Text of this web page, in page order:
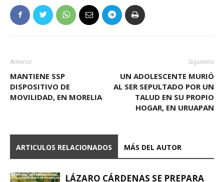
Anterior
MANTIENE SSP
DISPOSITIVO DE
MOVILIDAD, EN MORELIA
Siguiente
UN ADOLESCENTE MURIÓ
AL SER SEPULTADO POR UN
TALUD EN SU PROPIO
HOGAR, EN URUAPAN
ARTICULOS RELACIONADOS MÁS DEL AUTOR
LÁZARO CÁRDENAS SE PREPARA